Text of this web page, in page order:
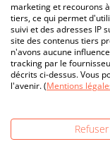
marketing et recourons
tiers, ce qui permet
suivi et des adresses IP
site des contenus tiers
n'avons aucune
tracking par le
décrits ci-dessus. Vous
l'avenir. (Mentions
Refuser